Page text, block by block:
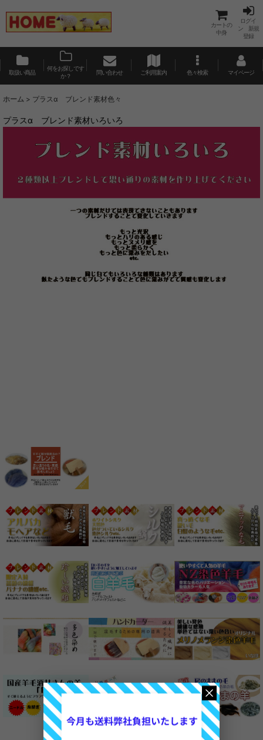
カートの
中身
ログイ
ン 新規
登録
取扱い商品
何をお探しです
か？
問い合わせ ご利用案内 色々検索 マイページ
ホーム > プラスα ブレンド素材色々
プラスα ブレンド素材いろいろ